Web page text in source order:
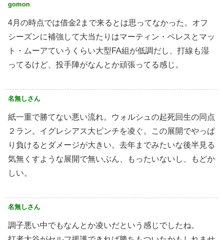
gomon
4月の時点では借金2まで来るとは思ってなかった。オフ
シーズンに補強して大当たりはマーティン・ペレスとマッ
ト・ムーアていうくらい大型FA組が低調だし、打線も湿
ってるけど、投手陣がなんとか頑張ってる感じ。
名無しさん
紙一重で勝てない悪い流れ。ウォルシュの起死回生の同点
２ラン。イグレシアス大ピンチを凌ぐ。この展開でやっぱ
り負けるとダメージが大きい。去年までみたいな後半見る
気無くすような展開で無いぶん、もったいないし、もどか
しい。
名無しさん
調子悪い中でもなんとか凌いだという感じでしたね。